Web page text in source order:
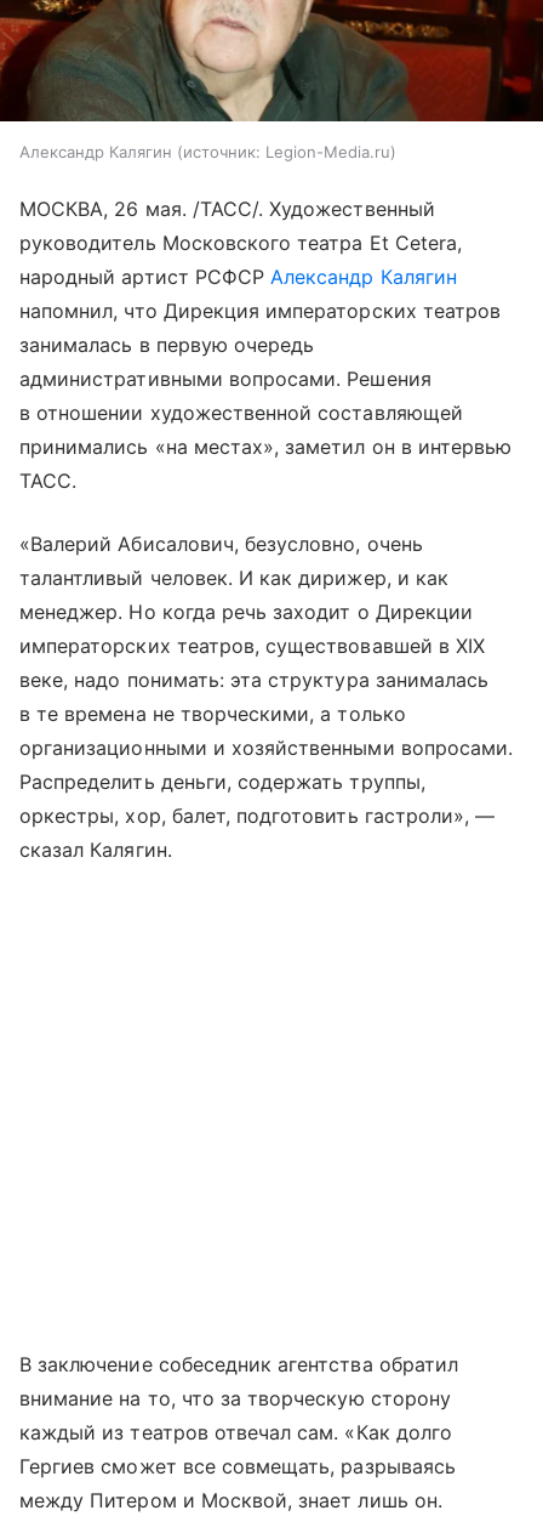
Александр Калягин источник: Legion-Media.ru
МОСКВА, 26 мая. /ТАСС/. Художественный
руководитель Московского театра Et Cetera,
народный артист РСФСРАлександр Калягин
напомнил, что Дирекция императорских театров
занималась в первую очередь
административными вопросами. Решения
в отношении художественной составляющей
принимались «на местах», заметил он в интервью
ТАСС.
«Валерий Абисалович, безусловно, очень
талантливый человек. И как дирижер, и как
менеджер. Но когда речь заходит о Дирекции
императорских театров, существовавшей в XIX
веке, надо понимать: эта структура занималась
в те времена не творческими, а только
организационными и хозяйственными вопросами.
Распределить деньги, содержать труппы,
оркестры, хор, балет, подготовить гастроли», —
сказал Калягин.
В заключение собеседник агентства обратил
внимание на то, что за творческую сторону
каждый из театров отвечал сам. «Как долго
Гергиев сможет все совмещать, разрываясь
между Питером и Москвой, знает лишь он.